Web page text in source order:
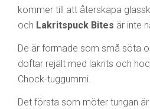
kommer till att återskapa
och Lakritspuck Bites är inte
De är formade som små söta
doftar rejält med lakrits och
Chock-tuggummi.
Det första som möter tungan